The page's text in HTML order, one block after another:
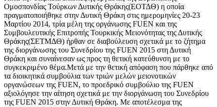
Ομοσπονδίας Τούρκων Δυτικής Θράκης(ΕΟΤΔΘ) η οποία
πραγματοποιήθηκε στην Δυτική Θράκη στις ημερομηνίες 20-23
Μαρτίου 2014, τρία μέλη της οργάνωσης FUEN και της
Συμβουλευτικής Επιτροπής Τουρκικής Μειονότητας της Δυτικής
Θράκης(ΣΕΤΜΔΘ) ήρθαν σε διαβούλευση σχετικά με το ζήτημα
της διοργάνωσης του Συνεδρίου της FUEN 2015 στη Δυτική
Θράκη και συναίνεσαν ως προς τη θετική κατεύθυνση με το
συγκεκριμένο θέμα.Μετά με την θετική απόφαση που πάρθηκε από
τα διοικητικά συμβούλια των τριών μελών μειονοτικών
οργανώσεων της FUEN, το προεδρικό συμβούλιο της FUEN
αξιολόγησε την αίτηση σχετικά με την διοργάνωση του Συνεδρίου
της FUEN 2015 στην Δυτική Θράκη. Mε αποτέλεσμα της